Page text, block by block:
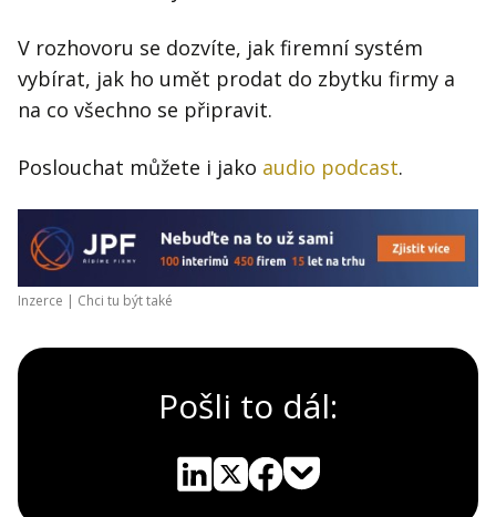
V rozhovoru se dozvíte, jak firemní systém
vybírat, jak ho umět prodat do zbytku firmy a
na co všechno se připravit.
Poslouchat můžete i jako audio podcast.
Inzerce | Chci tu být také
Pošli to dál: